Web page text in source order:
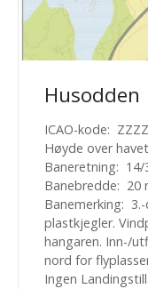
Husodden
ICAO-kode:
Høyde over
Baneretning:
Banebredde: 20
Banemerking:
plastkjegler.
hangaren. Inn-/
nord for
Ingen